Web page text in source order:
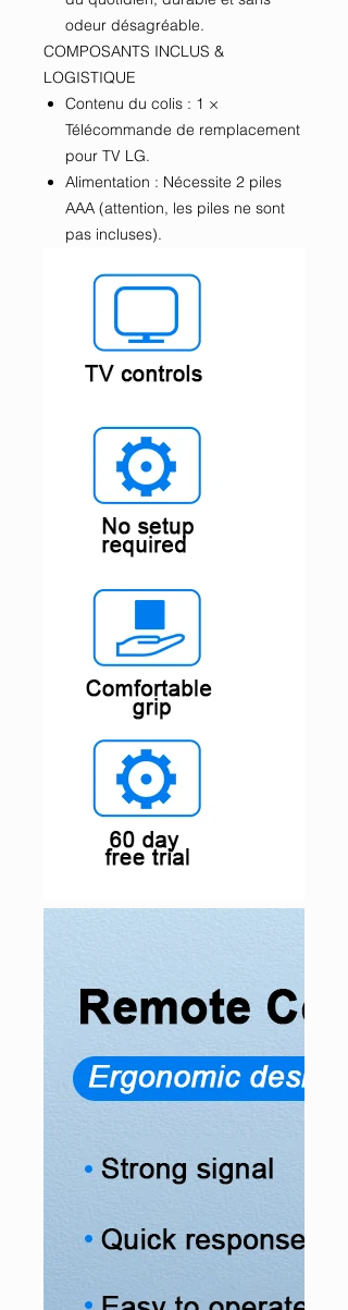
odeur désagréable.
COMPOSANTS INCLUS &
LOGISTIQUE
Contenu du colis : 1 ×
Télécommande de remplacement
pour TV LG.
Alimentation : Nécessite 2 piles
AAA (attention, les piles ne sont
pas incluses).